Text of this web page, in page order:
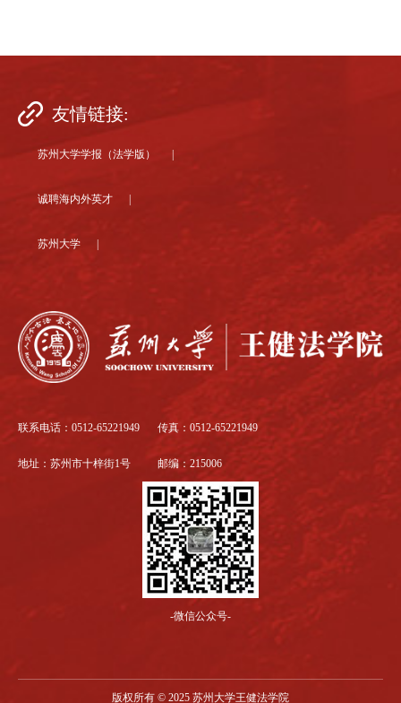
友情链接:
苏州大学学报（法学版） |
诚聘海内外英才 |
苏州大学 |
联系电话：0512-65221949
地址：苏州市十梓街1号
传真：0512-65221949
邮编：215006
-微信公众号-
版权所有 © 2025 苏州大学王健法学院